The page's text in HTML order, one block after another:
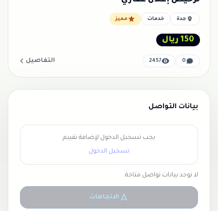
جدة خدمات مميز
150 ريال
0
2457 التفاصيل
بيانات التواصل
يجب تسجيل الدخول لإضافة تقييم
تسجيل الدخول
لا توجد بيانات تواصل متاحة.
الاتجاهات